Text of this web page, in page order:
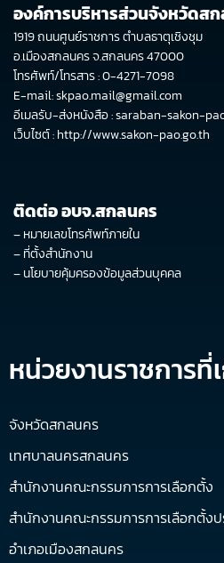
องค์การบริหารส่วนจังหวัดส
1919 ถนนศูนย์ราชการ ตำบลธาตุเชิงชุม
อ.เมืองสกลนคร จ.สกลนคร 47000
โทรศัพท์/โทรสาร : 0-4271-7098
E-mail: skpao.mail@gmail.com
อีเมลรับ-ส่งหนังสือ : saraban-sakon-
เว็บไซต์ :http://www.sakon-pao.go.th
ติดต่อ อบจ.สกลนคร
–หมายเลขโทรศัพท์ภายใน
–ที่ตั้งสำนักงาน
–นโยบายคุ้มครองข้อมูลส่วนบุคคล
หน่วยงานราชการที่
จังหวัดสกลนคร
เทศบาลนครสกลนคร
สำนักงานคณะกรรมการการเลือกตั้ง
สำนักงานคณะกรรมการการเลือกตั้ง
อำเภอเมืองสกลนคร